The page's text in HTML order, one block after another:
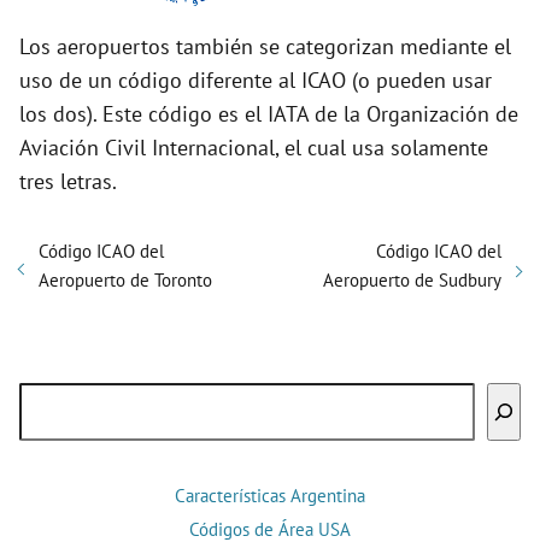
Los aeropuertos también se categorizan mediante el
uso de un código diferente al ICAO (o pueden usar
los dos). Este código es el IATA de la Organización de
Aviación Civil Internacional, el cual usa solamente
tres letras.
Código ICAO del
Aeropuerto de Toronto
Código ICAO del
Aeropuerto de Sudbury
Características Argentina
Códigos de Área USA